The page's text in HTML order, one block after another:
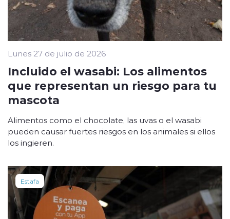
Lunes 27 de julio de 2026
Incluido el wasabi: Los alimentos
que representan un riesgo para tu
mascota
Alimentos como el chocolate, las uvas o el wasabi
pueden causar fuertes riesgos en los animales si ellos
los ingieren.
Estafa